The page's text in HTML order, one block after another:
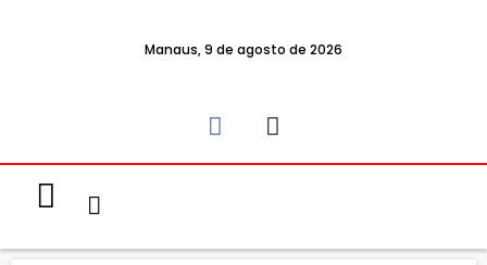
Manaus, 9 de agosto de 2026